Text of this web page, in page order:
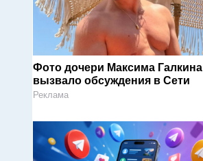
Фото дочери Максима Галкина
вызвало обсуждения в Сети
Реклама